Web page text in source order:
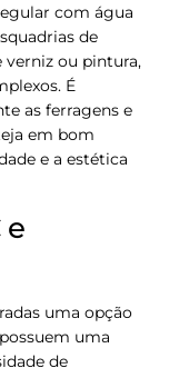
com água
de
verniz ou pintura,
É
as ferragens e
em bom
e a estética
e
uma opção
uma
de